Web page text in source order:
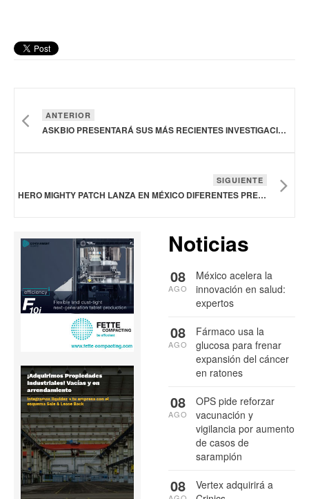
ANTERIOR
ASKBIO PRESENTARÁ SUS MÁS RECIENTES INVESTIGACIONES SOBRE TERAPIAS CON VIRUS ADENOASOCIADOS VARIAS ENFERMEDADES
SIGUIENTE
HERO MIGHTY PATCH LANZA EN MÉXICO DIFERENTES PRESENTACIONES DE SU TRATAMIENTO PARA EL ACNÉ
Noticias
México acelera la
innovación en salud:
expertos
08
AGO
Fármaco usa la
glucosa para frenar
expansión del cáncer
en ratones
08
AGO
OPS pide reforzar
vacunación y
vigilancia por aumento
de casos de
sarampión
08
AGO
Vertex adquirirá a
08